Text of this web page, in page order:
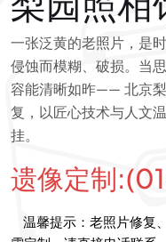
一张泛黄的老照片，是
侵蚀而模糊、破损。当
容能清晰如昨—— 北京
复，以匠心技术与人文
挂。
遗像定制
温馨提示：老照片修复